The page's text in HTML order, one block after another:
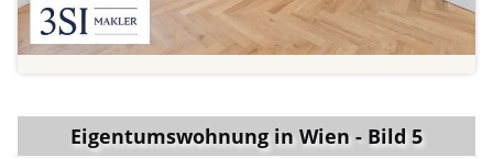
Eigentumswohnung in Wien - Bild 5